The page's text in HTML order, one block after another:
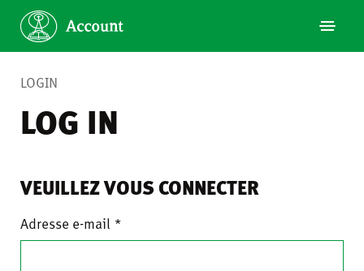
LOGIN
LOG IN
VEUILLEZ VOUS CONNECTER
Adresse e-mail